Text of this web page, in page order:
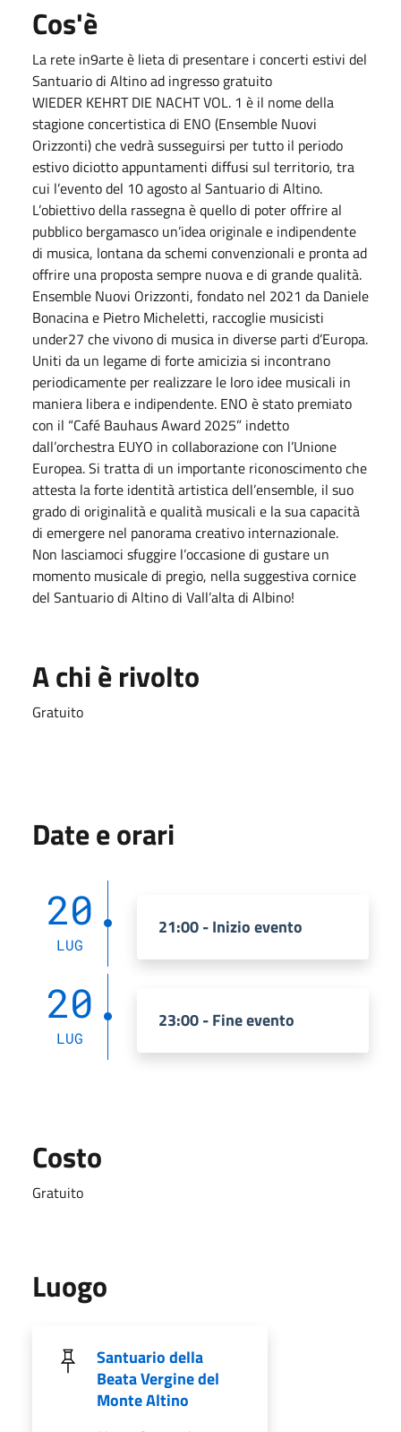
Cos'è
La rete in9arte è lieta di presentare i concerti estivi del
Santuario di Altino ad ingresso gratuito
WIEDER KEHRT DIE NACHT VOL. 1 è il nome della
stagione concertistica di ENO (Ensemble Nuovi
Orizzonti) che vedrà susseguirsi per tutto il periodo
estivo diciotto appuntamenti diffusi sul territorio, tra
cui l’evento del 10 agosto al Santuario di Altino.
L’obiettivo della rassegna è quello di poter offrire al
pubblico bergamasco un’idea originale e indipendente
di musica, lontana da schemi convenzionali e pronta ad
offrire una proposta sempre nuova e di grande qualità.
Ensemble Nuovi Orizzonti, fondato nel 2021 da Daniele
Bonacina e Pietro Micheletti, raccoglie musicisti
under27 che vivono di musica in diverse parti d’Europa.
Uniti da un legame di forte amicizia si incontrano
periodicamente per realizzare le loro idee musicali in
maniera libera e indipendente. ENO è stato premiato
con il “Café Bauhaus Award 2025” indetto
dall’orchestra EUYO in collaborazione con l’Unione
Europea. Si tratta di un importante riconoscimento che
attesta la forte identità artistica dell’ensemble, il suo
grado di originalità e qualità musicali e la sua capacità
di emergere nel panorama creativo internazionale.
Non lasciamoci sfuggire l’occasione di gustare un
momento musicale di pregio, nella suggestiva cornice
del Santuario di Altino di Vall’alta di Albino!
A chi è rivolto
Gratuito
Date e orari
20
LUG
21:00 - Inizio evento
20
LUG
23:00 - Fine evento
Costo
Gratuito
Luogo
Santuario della
Beata Vergine del
Monte Altino